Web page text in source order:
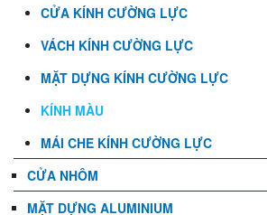
CỬA KÍNH CƯỜNG LỰC
VÁCH KÍNH CƯỜNG LỰC
MẶT DỰNG KÍNH CƯỜNG LỰC
KÍNH MÀU
MÁI CHE KÍNH CƯỜNG LỰC
CỬA NHÔM
MẶT DỰNG ALUMINIUM